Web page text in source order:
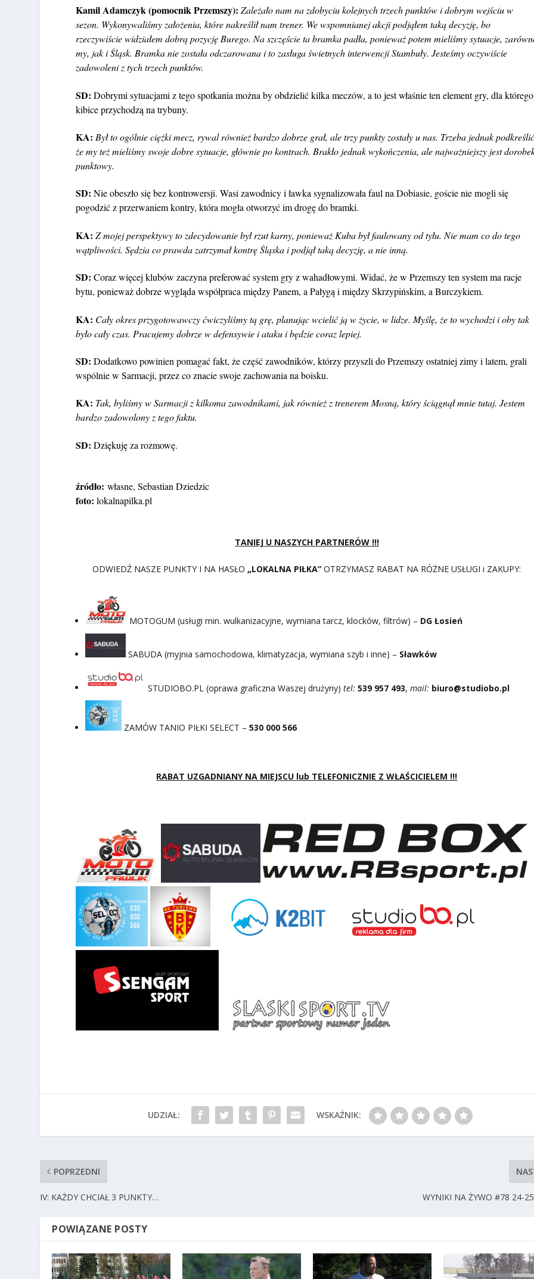
Kamil Adamczyk (pomocnik Przemszy):Zależało nam na zdobyciu kolejnych trzech punktów i dobrym wejściu w
sezon. Wykonywaliśmy założenia, które nakreślił nam trener. We wspomnianej akcji podjąłem taką decyzję, bo
rzeczywiście widziałem dobrą pozycję Burego. Na szczęście ta bramka padła, ponieważ potem mieliśmy sytuacje,
my, jak i Śląsk. Bramka nie została odczarowana i to zasługa świetnych interwencji Stambuły. Jesteśmy oczywiście
zadowoleni z tych trzech punktów.
SD: Dobrymi sytuacjami z tego spotkania można by obdzielić kilka meczów, a to jest właśnie ten element gry, dla którego
kibice przychodzą na trybuny.
KA:Był to ogólnie ciężki mecz, rywal również bardzo dobrze grał, ale trzy punkty zostały u nas. Trzeba jednak
że my też mieliśmy swoje dobre sytuacje, głównie po kontrach. Brakło jednak wykończenia, ale najważniejszy jest
punktowy.
SD: Nie obeszło się bez kontrowersji. Wasi zawodnicy i ławka sygnalizowała faul na Dobiasie, goście nie mogli się
pogodzić z przerwaniem kontry, która mogła otworzyć im drogę do bramki.
KA:Z mojej perspektywy to zdecydowanie był rzut karny, ponieważ Kuba był faulowany od tyłu. Nie mam co do tego
wątpliwości. Sędzia co prawda zatrzymał kontrę Śląska i podjął taką decyzję, a nie inną.
SD: Coraz więcej klubów zaczyna preferować system gry z wahadłowymi. Widać, że w Przemszy ten system ma racje
bytu, ponieważ dobrze wygląda współpraca między Panem, a Pałygą i między Skrzypińskim, a Burczykiem.
KA: Cały okres przygotowawczy ćwiczyliśmy tą grę, planując wcielić ją w życie, w lidze. Myślę, że to wychodzi i oby tak
było cały czas. Pracujemy dobrze w defensywie i ataku i będzie coraz lepiej.
SD:Dodatkowo powinien pomagać fakt, że część zawodników, którzy przyszli do Przemszy ostatniej zimy i latem, grali
wspólnie w Sarmacji, przez co znacie swoje zachowania na boisku.
KA: Tak, byliśmy w Sarmacji z kilkoma zawodnikami, jak również z trenerem Mosną, który ściągnął mnie tutaj. Jestem
bardzo zadowolony z tego faktu.
SD: Dziękuję za rozmowę.
źródło:własne, Sebastian Dziedzic
foto:lokalnapilka.pl
TANIEJ U NASZYCH PARTNERÓW !!!
ODWIEDŹ NASZE PUNKTY I NA HASŁO„LOKALNA PIŁKA”OTRZYMASZ RABAT NA RÓŻNE USŁUGI i ZAKUPY:
MOTOGUM (usługi min. wulkanizacyjne, wymiana tarcz, klocków, filtrów) – DG Łosień
SABUDA (myjnia samochodowa, klimatyzacja, wymiana szyb i inne) – Sławków
STUDIOBO.PL (oprawa graficzna Waszej drużyny)tel: 539 957 493,mail: biuro@studiobo.pl
ZAMÓW TANIO PIŁKI SELECT –530 000 566
RABAT UZGADNIANY NA MIEJSCU lub TELEFONICZNIE Z WŁAŚCICIELEM !!!
UDZIAŁ: WSKAŹNIK:
POPRZEDNI
IV: KAŻDY CHCIAŁ 3 PUNKTY… WYNIKI NA ŻYWO #78 24-
POWIĄZANE POSTY